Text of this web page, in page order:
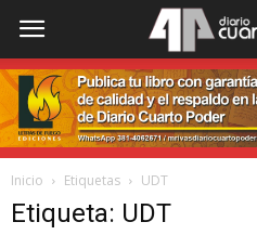
Inicio Etiquetas UDT
Etiqueta: UDT